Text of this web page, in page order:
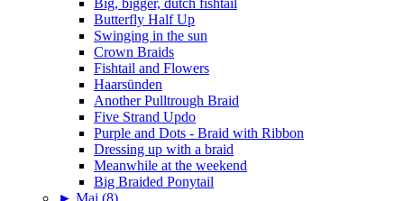
Big, bigger, dutch fishtail
Butterfly Half Up
Swinging in the sun
Crown Braids
Fishtail and Flowers
Haarsünden
Another Pulltrough Braid
Five Strand Updo
Purple and Dots - Braid with Ribbon
Dressing up with a braid
Meanwhile at the weekend
Big Braided Ponytail
► Mai (8)